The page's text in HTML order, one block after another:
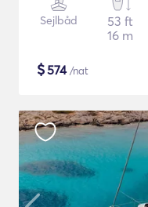
Sejlbåd
53 ft
16 m
$574/nat